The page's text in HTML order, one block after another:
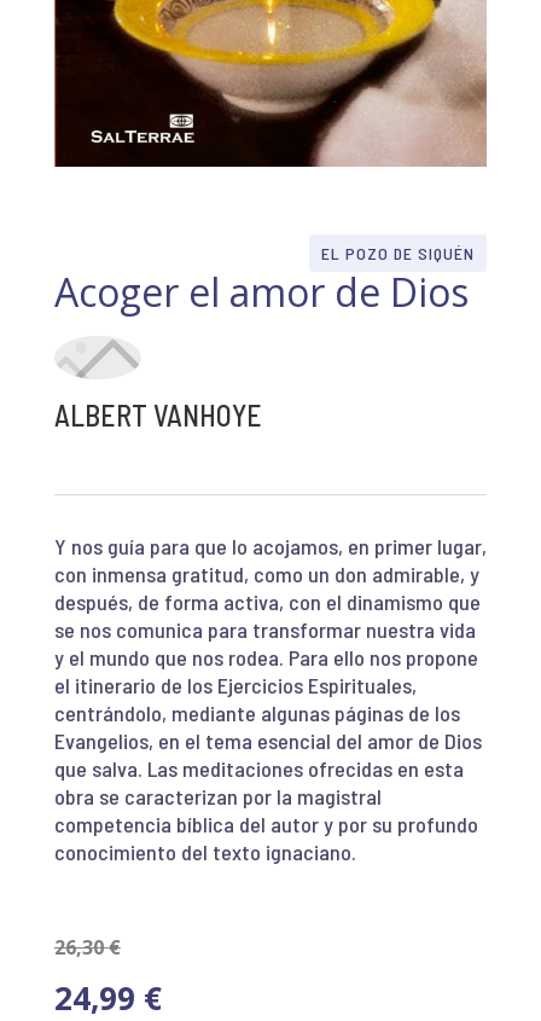
EL POZO DE SIQUÉN
Acoger el amor de Dios
ALBERT VANHOYE
Y nos guía para que lo acojamos, en primer lugar,
con inmensa gratitud, como un don admirable, y
después, de forma activa, con el dinamismo que
se nos comunica para transformar nuestra vida
y el mundo que nos rodea. Para ello nos propone
el itinerario de los Ejercicios Espirituales,
centrándolo, mediante algunas páginas de los
Evangelios, en el tema esencial del amor de Dios
que salva. Las meditaciones ofrecidas en esta
obra se caracterizan por la magistral
competencia bíblica del autor y por su profundo
conocimiento del texto ignaciano.
26,30€
24,99 €